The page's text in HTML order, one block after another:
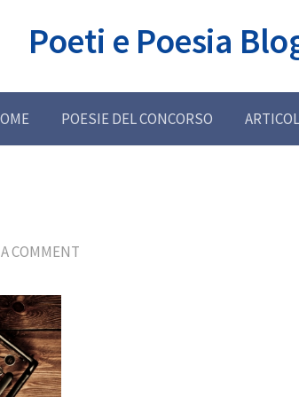
Poeti e Poesia
POESIE DEL CONCORSO
COMMENT